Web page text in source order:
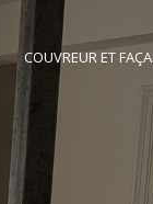
COUVREUR ET